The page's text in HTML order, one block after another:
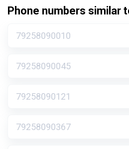
Phone numbers similar
79258090010
79258090045
79258090121
79258090367